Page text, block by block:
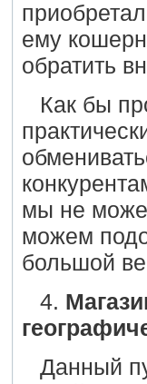
ему
обратить
Как бы
мы не
можем
большой
4.
Данный